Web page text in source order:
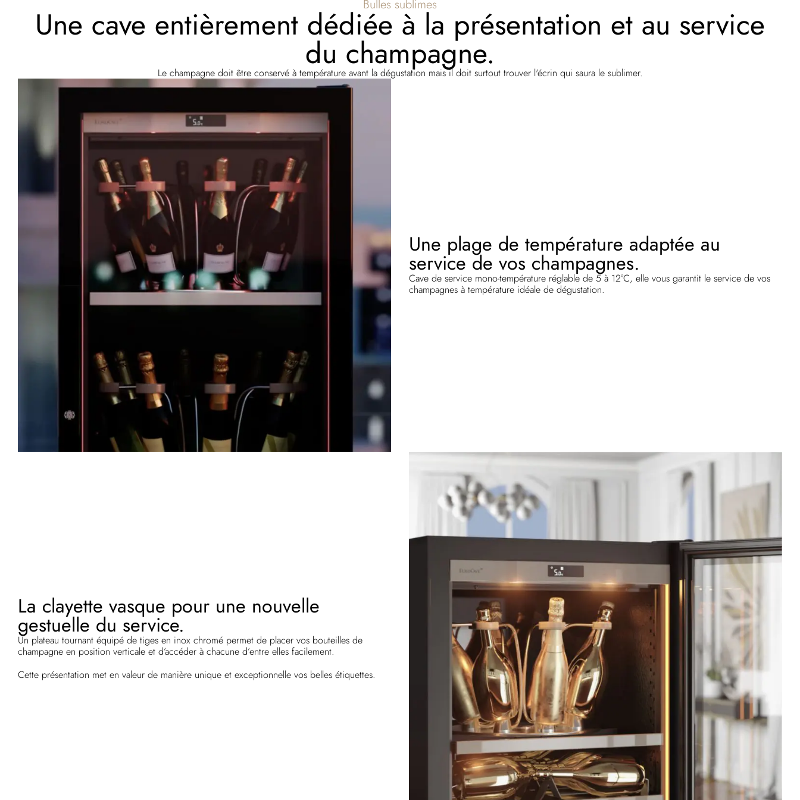
Bulles sublimes
Une cave entièrement dédiée à la présentation et au service
du champagne.
Le champagne doit être conservé à température avant la dégustation mais il doit surtout trouver l'écrin qui saura le sublimer.
Une plage de température adaptée au
service de vos champagnes.
Cave de service mono-température réglable de 5 à 12°C, elle vous garantit le service de vos
champagnes à température idéale de dégustation.
La clayette vasque pour une nouvelle
gestuelle du service.
Un plateau tournant équipé de tiges en inox chromé permet de placer vos bouteilles de
champagne en position verticale et d’accéder à chacune d’entre elles facilement.
Cette présentation met en valeur de manière unique et exceptionnelle vos belles étiquettes.